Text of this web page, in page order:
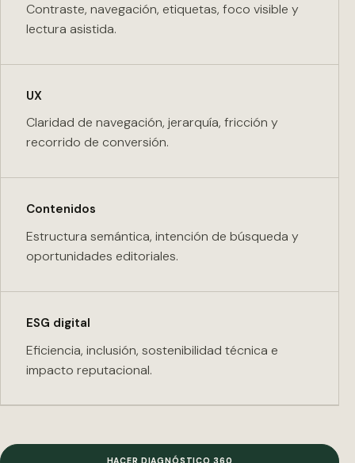
Contraste, navegación, etiquetas, foco visible y
lectura asistida.
UX
Claridad de navegación, jerarquía, fricción y
recorrido de conversión.
Contenidos
Estructura semántica, intención de búsqueda y
oportunidades editoriales.
ESG digital
Eficiencia, inclusión, sostenibilidad técnica e
impacto reputacional.